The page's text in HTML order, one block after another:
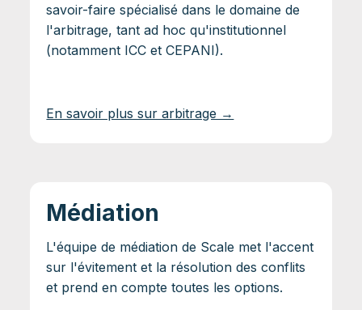
savoir-faire spécialisé dans le domaine de
l'arbitrage, tant ad hoc qu'institutionnel
(notamment ICC et CEPANI).
En savoir plus sur arbitrage →
Médiation
L'équipe de médiation de Scale met l'accent
sur l'évitement et la résolution des conflits
et prend en compte toutes les options.